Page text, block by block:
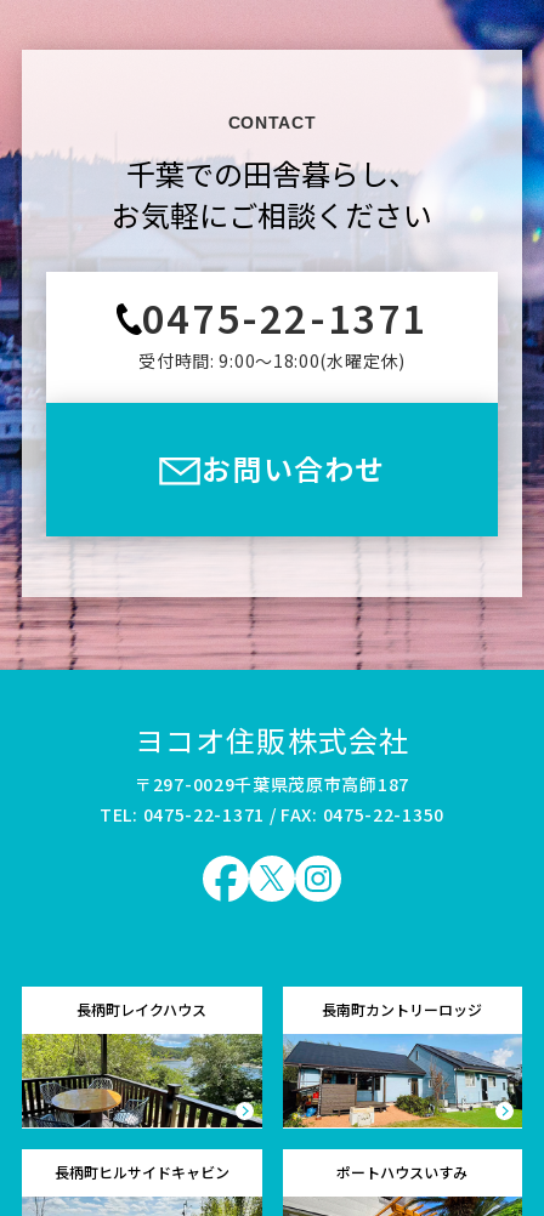
CONTACT
千葉での田舎暮らし、
お気軽にご相談ください
0475-22-1371
受付時間: 9:00〜18:00(⽔曜定休)
お問い合わせ
ヨコオ住販株式会社
〒297-0029千葉県茂原市高師187
TEL: 0475-22-1371 / FAX: 0475-22-1350
長柄町レイクハウス 長南町カントリーロッジ
長柄町ヒルサイドキャビン ポートハウスいすみ